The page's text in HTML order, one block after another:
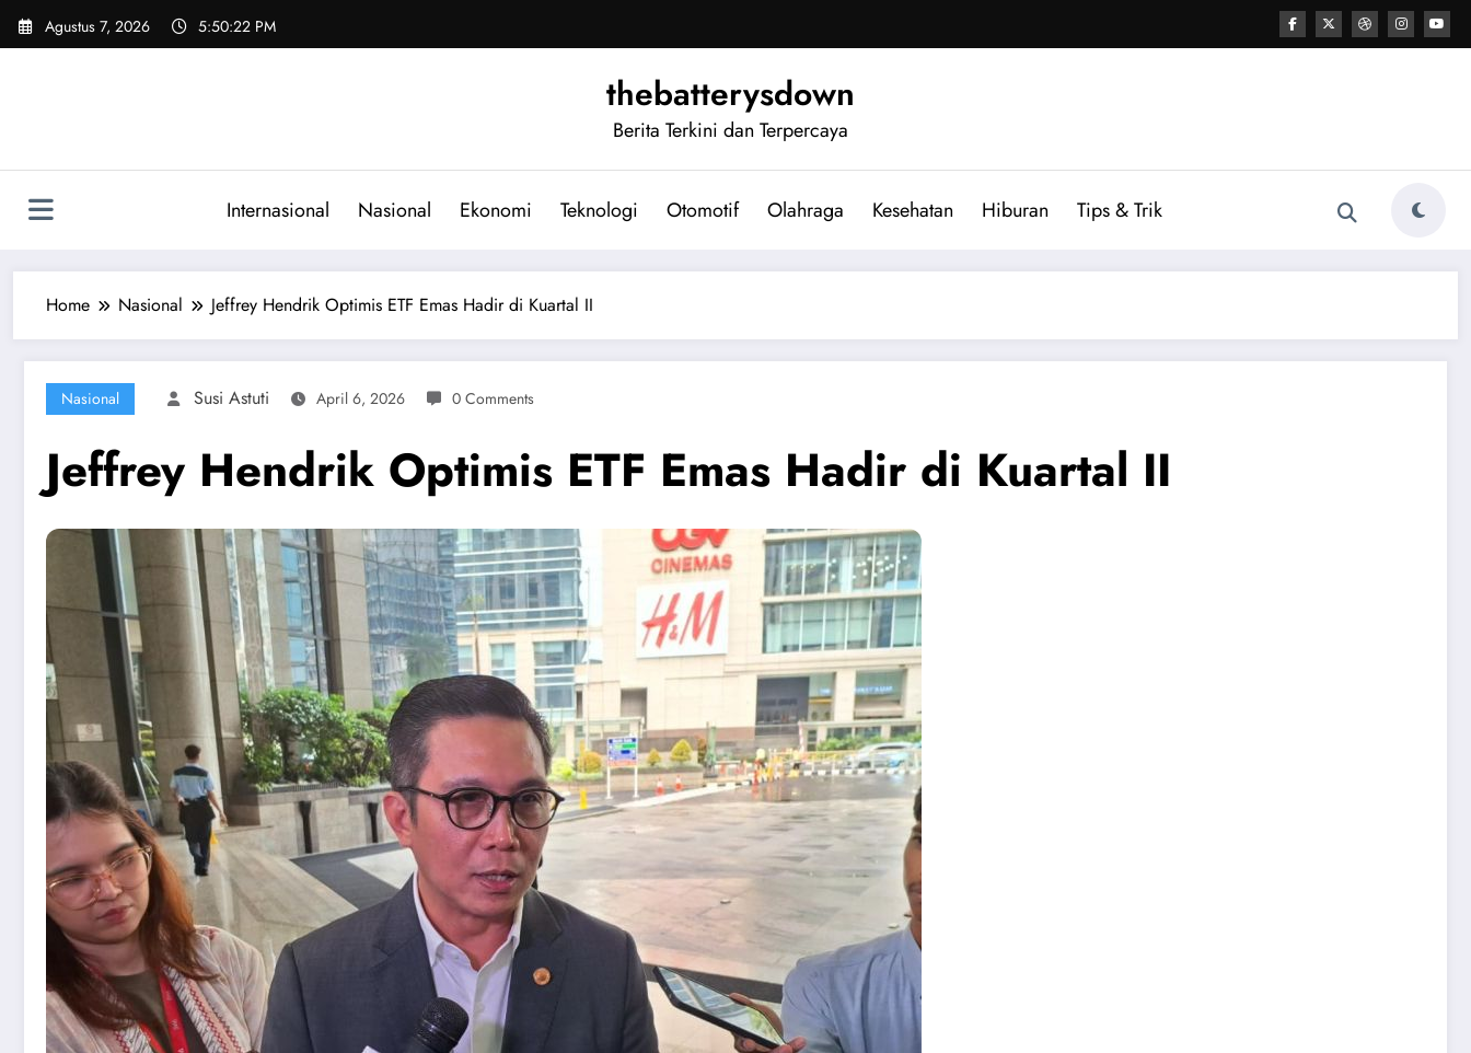
Skip
Agustus 7, 2026 5:50:23 PM
thebatterysdown
Berita Terkini dan Terpercaya
Internasional Nasional Ekonomi Teknologi Otomotif Olahraga Kesehatan Hiburan Tips & Trik
Home Nasional Jeffrey Hendrik Optimis ETF Emas Hadir di Kuartal II
Nasional Susi Astuti April 6, 2026 0 Comments
Jeffrey Hendrik Optimis ETF Emas Hadir di Kuartal II